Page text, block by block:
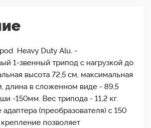
Heavy Duty Alu. -
1-звенный трипод с нагрузкой до
высота 72,5 см, максимальная
длина в сложенном виде - 89,5
-150мм. Вес трипода - 11,2 кг.
(преобразователя) с 150
позволяет